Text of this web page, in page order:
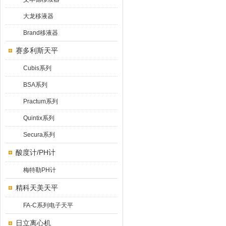
大龙移液器
Brand移液器
赛多利斯天平
Cubis系列
BSA系列
Practum系列
Quintix系列
Secura系列
酸度计/PH计
梅特勒PH计
精科天美天平
FA-C系列电子天平
日立离心机